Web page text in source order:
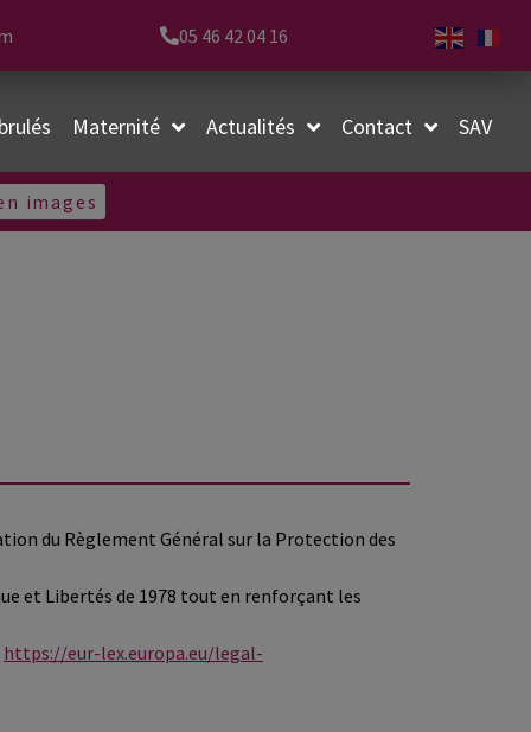
05 46 42 04 16
Maternité Actualités Contact SAV
images
du Règlement Général sur la Protection des
et Libertés de 1978 tout en renforçant les
https://eur-lex.europa.eu/legal-